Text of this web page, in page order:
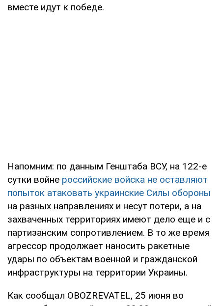
вместе идут к победе.
Напомним: по данным Генштаба ВСУ, на 122-е
сутки войне российские войска не оставляют
попыток атаковать украинские Силы обороны
на разных направлениях и несут потери, а на
захваченных территориях имеют дело еще и с
партизанским сопротивлением. В то же время
агрессор продолжает наносить ракетные
удары по объектам военной и гражданской
инфраструктуры на территории Украины.
Как сообщал OBOZREVATEL, 25 июня во